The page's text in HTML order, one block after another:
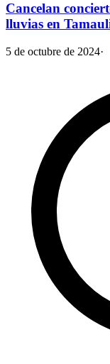
Cancelan
lluvias en
5 de octubre de 2024·